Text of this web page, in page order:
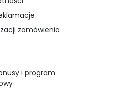
zamówienia
i program